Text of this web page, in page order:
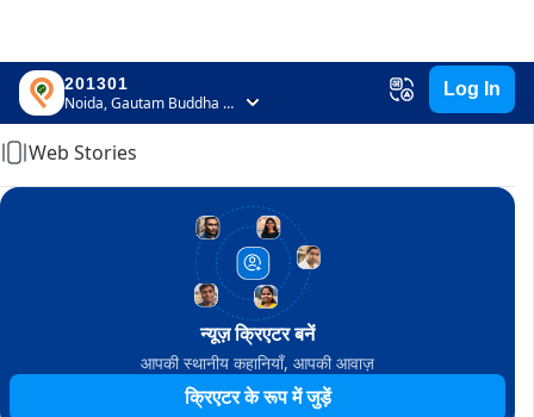
201301
Noida, Gautam Buddha Nagar, Uttar Pradesh
Log In
Home
Web Stories
न्यूज़ क्रिएटर बनें
आपकी स्थानीय कहानियाँ, आपकी आवाज़
क्रिएटर के रूप में जुड़ें